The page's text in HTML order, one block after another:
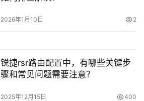
2026年1月10日 2
锐捷rsr路由配置中，有哪些关键步
骤和常见问题需要注意？
2025年12月15日 400